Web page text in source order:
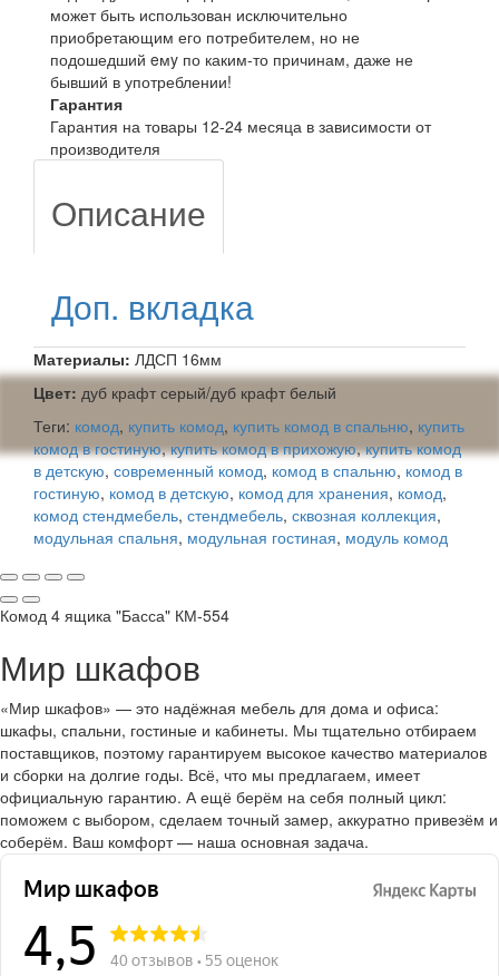
может быть использован исключительно
приобретающим его потребителем, но не
подошедший eмy по каким-то причинам, даже не
бывший в употреблении!
Гарантия
Гарантия на товары 12-24 месяца в зависимости от
производителя
Описание
Доп. вкладка
Материалы: ЛДСП 16мм
Цвет: дуб крафт серый/дуб крафт белый
Теги: комод, купить комод, купить комод в спальню, купить
комод в гостиную,купить комод в прихожую,купить комод
в детскую, современный комод, комод в спальню, комод в
гостиную, комод в детскую, комод для хранения, комод,
комод стендмебель, стендмебель, сквозная коллекция,
модульная спальня, модульная гостиная, модуль комод
Комод 4 ящика "Басса" КМ-554
Мир шкафов
«Мир шкафов» — это надёжная мебель для дома и офиса:
шкафы, спальни, гостиные и кабинеты. Мы тщательно отбираем
поставщиков, поэтому гарантируем высокое качество материалов
и сборки на долгие годы. Всё, что мы предлагаем, имеет
официальную гарантию. А ещё берём на себя полный цикл:
поможем с выбором, сделаем точный замер, аккуратно привезём и
соберём. Ваш комфорт — наша основная задача.